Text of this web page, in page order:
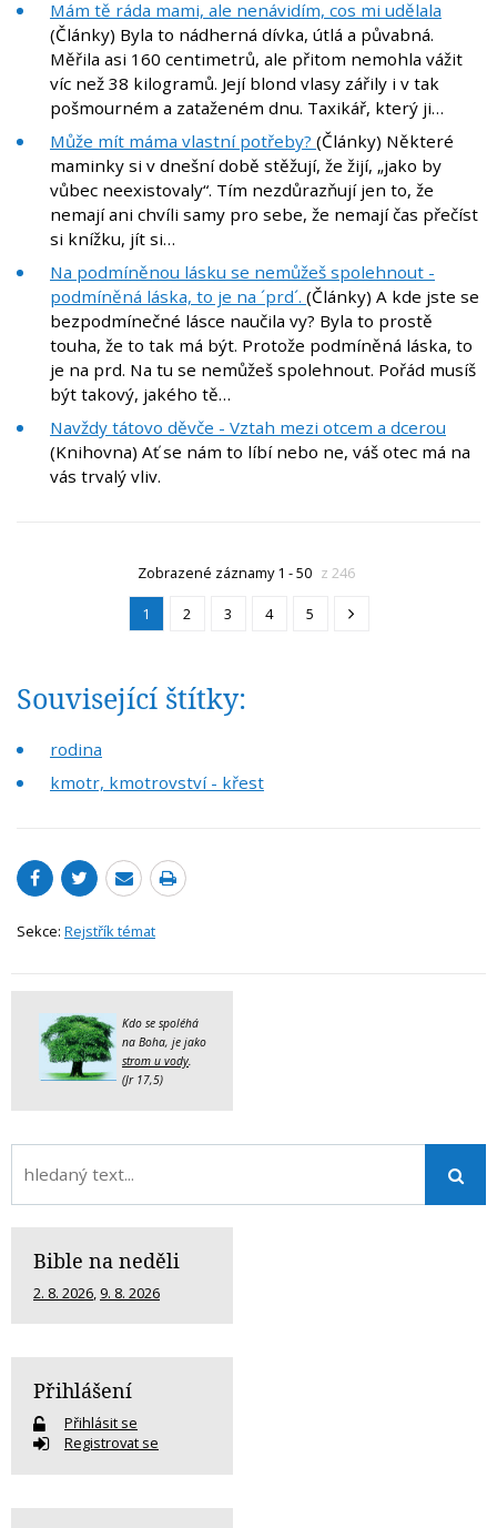
Mám tě ráda mami, ale nenávidím, cos mi udělala
(Články) Byla to nádherná dívka, útlá a půvabná.
Měřila asi 160 centimetrů, ale přitom nemohla vážit
víc než 38 kilogramů. Její blond vlasy zářily i v tak
pošmourném a zataženém dnu. Taxikář, který ji…
Může mít máma vlastní potřeby? (Články) Některé
maminky si v dnešní době stěžují, že žijí, „jako by
vůbec neexistovaly“. Tím nezdůrazňují jen to, že
nemají ani chvíli samy pro sebe, že nemají čas přečíst
si knížku, jít si…
Na podmíněnou lásku se nemůžeš spolehnout -
podmíněná láska, to je na ´prd´. (Články) A kde jste se
bezpodmínečné lásce naučila vy? Byla to prostě
touha, že to tak má být. Protože podmíněná láska, to
je na prd. Na tu se nemůžeš spolehnout. Pořád musíš
být takový, jakého tě…
Navždy tátovo děvče - Vztah mezi otcem a dcerou
(Knihovna) Ať se nám to líbí nebo ne, váš otec má na
vás trvalý vliv.
Zobrazené záznamy 1 - 50 z 246
1 2 3 4 5
Související štítky:
rodina
kmotr, kmotrovství - křest
Sekce: Rejstřík témat
Kdo se spoléhá
na Boha, je jako
strom u vody.
(Jr 17,5)
Bible na neděli
2. 8. 2026, 9. 8. 2026
Přihlášení
Přihlásit se
Registrovat se